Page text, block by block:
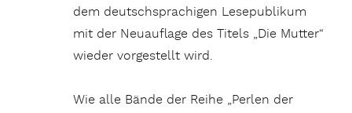
dem deutschsprachigen Lesepublikum
mit der Neuauflage des Titels „Die Mutter“
wieder vorgestellt wird.
Wie alle Bände der Reihe „Perlen der